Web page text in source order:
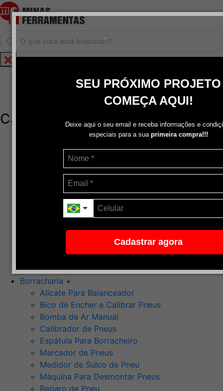
.
SEU PRÓXIMO PROJETO
COMEÇA AQUI!
Deixe aqui o seu email e receba informações e
especiais para a sua primeira compra!!!
Cadastrar agora
Cadastrar / Logar
Central de Atendimento
Categorias
Disco de Corte
Disco de Corte e Desbaste-Dupla Aplicação
Disco de Desbaste
Escovas de Aço
Escovas de Latão
Pasta Para Assentar Válvula
Pedra de Afiar
Ponta Montada (Oxido de Alumínio)
Rebolos
Borracharia +
Alicate Para Balanceador
Bico de Encher e Calibrar Pneus
Bomba de Ar Manual
Calibrador de Pneus
Espátula Para Borracheiro
Marcador de Pneus
Medidor de Sulco de Pneu
Máquina Para Desmontar Pneus
Reparo de Pneu